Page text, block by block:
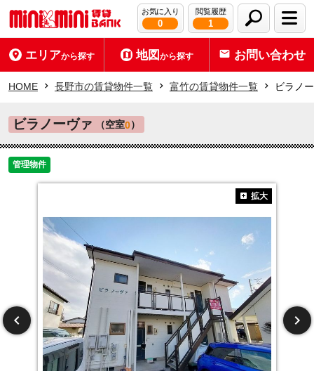
お気に入り
0
閲覧履歴
1
エリアから探す 地図から探す お問い合わせ
HOME 長野市の賃貸物件一覧 富竹の賃貸物件一覧 ビラノ
ビラノーヴァ （空室0）
管理物件
拡大